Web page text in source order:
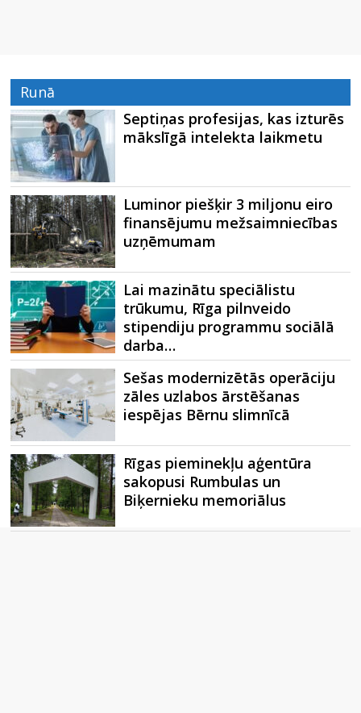
Runā
Septiņas profesijas, kas izturēs
mākslīgā intelekta laikmetu
Luminor piešķir 3 miljonu eiro
finansējumu mežsaimniecības
uzņēmumam
Lai mazinātu speciālistu
trūkumu, Rīga pilnveido
stipendiju programmu sociālā
darba…
Sešas modernizētās operāciju
zāles uzlabos ārstēšanas
iespējas Bērnu slimnīcā
Rīgas pieminekļu aģentūra
sakopusi Rumbulas un
Biķernieku memoriālus